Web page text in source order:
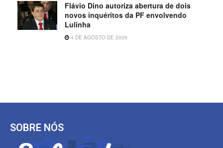
Flávio Dino autoriza abertura de dois
novos inquéritos da PF envolvendo
Lulinha
4 DE AGOSTO DE 2026
SOBRE NÓS